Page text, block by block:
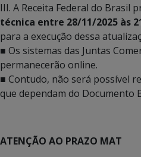
III. A Receita Federal do Brasil
técnica entre 28/11/2025 às
para a execução dessa
■ Os sistemas das Juntas
permanecerão online.
■ Contudo, não será possível
que dependam do Documento
ATENÇÃO AO PRAZO MAT